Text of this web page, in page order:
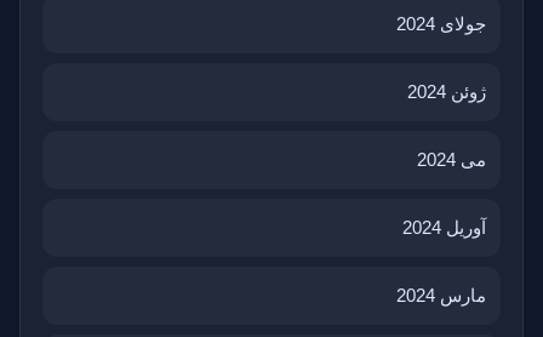
جولای 2024
ژوئن 2024
می 2024
آوریل 2024
مارس 2024